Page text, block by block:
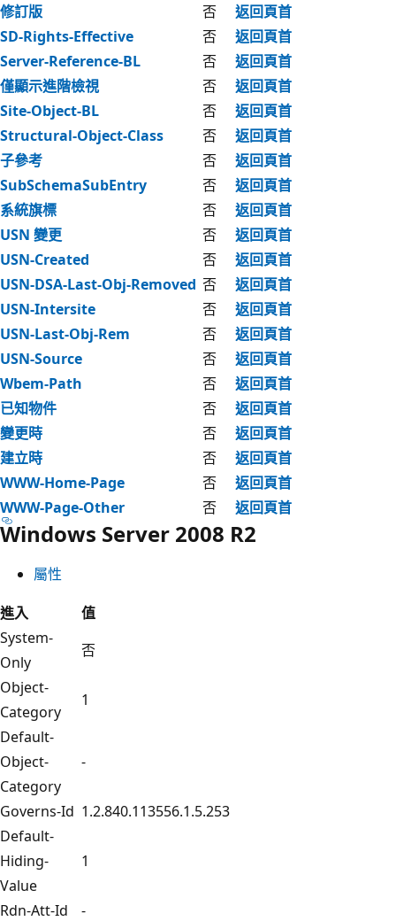
修訂版
否
返回頁首
SD-Rights-Effective
否
返回頁首
Server-Reference-BL
否
返回頁首
僅顯示進階檢視
否
返回頁首
Site-Object-BL
否
返回頁首
Structural-Object-Class
否
返回頁首
子參考
否
返回頁首
SubSchemaSubEntry
否
返回頁首
系統旗標
否
返回頁首
USN 變更
否
返回頁首
USN-Created
否
返回頁首
USN-DSA-Last-Obj-Removed 否
返回頁首
USN-Intersite
否
返回頁首
USN-Last-Obj-Rem
否
返回頁首
USN-Source
否
返回頁首
Wbem-Path
否
返回頁首
已知物件
否
返回頁首
變更時
否
返回頁首
建立時
否
返回頁首
WWW-Home-Page
否
返回頁首
WWW-Page-Other
否 返回頁首
Windows Server 2008 R2
屬性
進入
值
System-
Only
否
Object-
Category
1
Default-
Object-
Category
-
Governs-Id 1.2.840.113556.1.5.253
Default-
Hiding-
Value
1
Rdn-Att-Id
-